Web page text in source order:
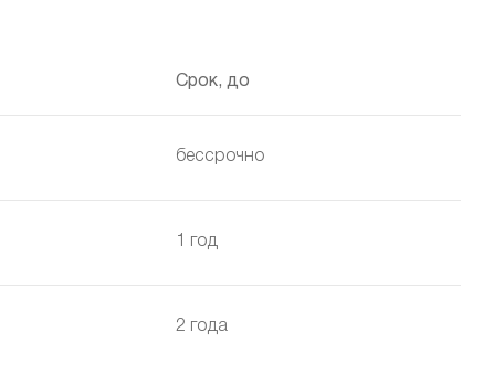
Срок, до
бессрочно
1 год
2 года